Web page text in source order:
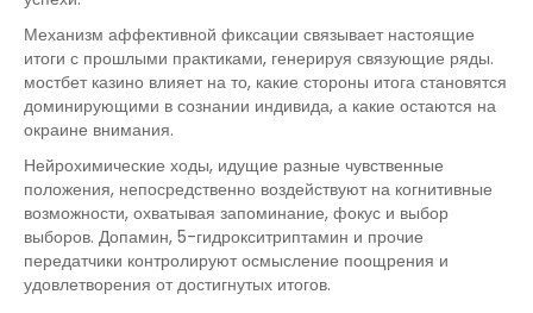
Механизм аффективной фиксации связывает настоящие
итоги с прошлыми практиками, генерируя связующие ряды.
мостбет казино влияет на то, какие стороны итога становятся
доминирующими в сознании индивида, а какие остаются на
окраине внимания.
Нейрохимические ходы, идущие разные чувственные
положения, непосредственно воздействуют на когнитивные
возможности, охватывая запоминание, фокус и выбор
выборов. Допамин, 5-гидрокситриптамин и прочие
передатчики контролируют осмысление поощрения и
удовлетворения от достигнутых итогов.